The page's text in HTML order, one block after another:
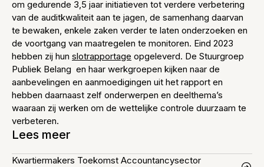
om gedurende 3,5 jaar initiatieven tot verdere verbetering
van de auditkwaliteit aan te jagen, de samenhang daarvan
te bewaken, enkele zaken verder te laten onderzoeken en
de voortgang van maatregelen te monitoren. Eind 2023
hebben zij hun slotrapportage opgeleverd. De Stuurgroep
Publiek Belang en haar werkgroepen kijken naar de
aanbevelingen en aanmoedigingen uit het rapport en
hebben daarnaast zelf onderwerpen en deelthema’s
waaraan zij werken om de wettelijke controle duurzaam te
verbeteren.
Lees meer
Kwartiermakers Toekomst Accountancysector